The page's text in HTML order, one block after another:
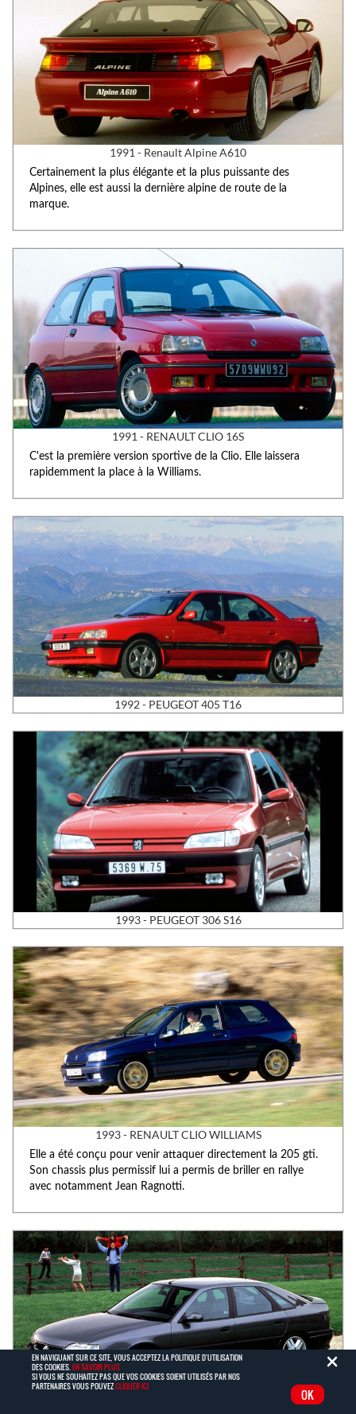
×
EN NAVIGUANT SUR CE SITE, VOUS ACCEPTEZ LA POLITIQUE D'UTILISATION
DES COOKIES.EN SAVOIR PLUS
SI VOUS NE SOUHAITEZ PAS QUE VOS COOKIES SOIENT UTILISÉS PAR NOS
PARTENAIRES VOUS POUVEZCLIQUER ICI OK
1991 - Renault Alpine A610
Certainement la plus élégante et la plus puissante des
Alpines, elle est aussi la dernière alpine de route de la
marque.
1991 - RENAULT CLIO 16S
C'est la première version sportive de la Clio. Elle laissera
rapidemment la place à la Williams.
1992 - PEUGEOT 405 T16
1993 - PEUGEOT 306 S16
1993 - RENAULT CLIO WILLIAMS
Elle a été conçu pour venir attaquer directement la 205 gti.
Son chassis plus permissif lui a permis de briller en rallye
avec notamment Jean Ragnotti.